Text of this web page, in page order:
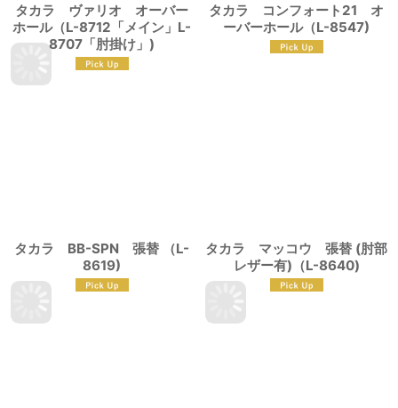
タカラ ヴァリオ オーバー
ホール（L-8712「メイン」L-
8707「肘掛け」)
タカラ コンフォート21 オ
ーバーホール（L-8547)
タカラ BB-SPN 張替 （L-
8619)
タカラ マッコウ 張替 (肘部
レザー有)（L-8640)